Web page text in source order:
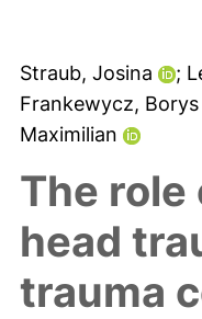
Straub, Josina ;
Frankewycz, Borys
Maximilian
The
head
trauma